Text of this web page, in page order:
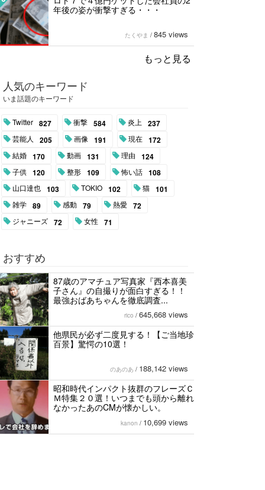
年後の姿が衝撃すぎる・・・
たくやま / 845 views
もっと見る
人気のキーワード
いま話題のキーワード
Twitter 827 衝撃 584 炎上 237
芸能人 205 画像 191 現在 172
結婚 170 動画 131 理由 124
子供 120 整形 109 怖い話 108
山口達也 103 TOKIO 102 猫 101
雑学 89 感動 79 熱愛 72
ジャニーズ 72 女性 71
おすすめ
87歳のアマチュア写真家『西本喜美
子さん』の自撮りが面白すぎる！！
最強おばあちゃんを徹底調査...
rico / 645,668 views
他県民が必ず二度見する！【ご当地珍
百景】驚愕の10選！
のあのあ / 188,142 views
昭和時代インパクト抜群のフレーズＣ
Ｍ特集２０選！いつまでも頭から離れ
なかったあのCMが懐かしい。
kanon / 10,699 views